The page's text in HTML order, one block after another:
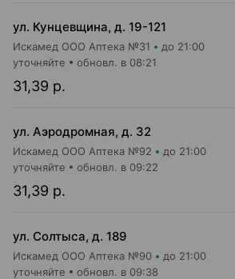
ул. Кунцевщина, д. 19-121
Искамед ООО Аптека №31 до 21:00
31,39 р.
уточняйте обновл. в 08:21
ул. Аэродромная, д. 32
Искамед ООО Аптека №92 до 21:00
31,39 р.
уточняйте обновл. в 09:22
ул. Солтыса, д. 189
Искамед ООО Аптека №90 до 21:00
уточняйте обновл. в 09:38